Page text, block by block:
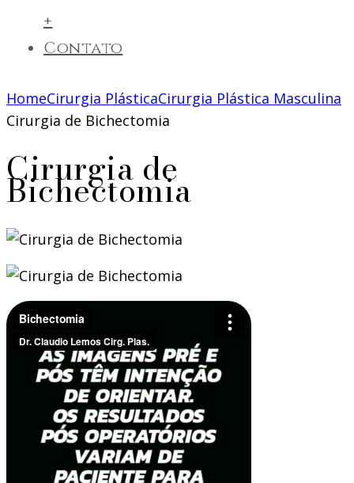
+
Contato
HomeCirurgia PlásticaCirurgia Plástica Masculina
Cirurgia de Bichectomia
Cirurgia de
Bichectomia